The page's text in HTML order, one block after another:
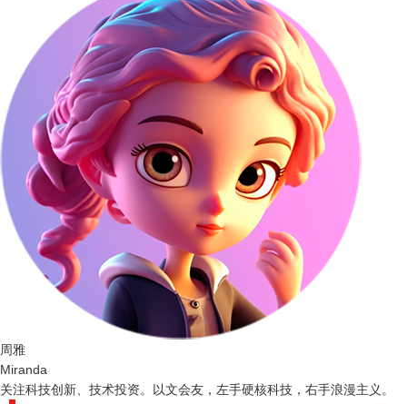
周雅
Miranda
关注科技创新、技术投资。以文会友，左手硬核科技，右手浪漫主义。